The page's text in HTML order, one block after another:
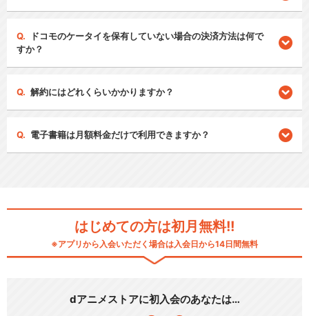
ドコモのケータイを保有していない場合の決済方法は何で
すか？
解約にはどれくらいかかりますか？
電子書籍は月額料金だけで利用できますか？
はじめての方は初月無料!!
※アプリから入会いただく場合は入会日から14日間無料
dアニメストアに初入会のあなたは…